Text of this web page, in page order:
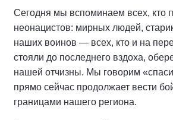
Сегодня мы вспоминаем всех, кто
неонацистов: мирных людей,
наших воинов — всех, кто и на
стояли до последнего вздоха,
нашей отчизны. Мы говорим
прямо сейчас продолжает вести
границами нашего региона.